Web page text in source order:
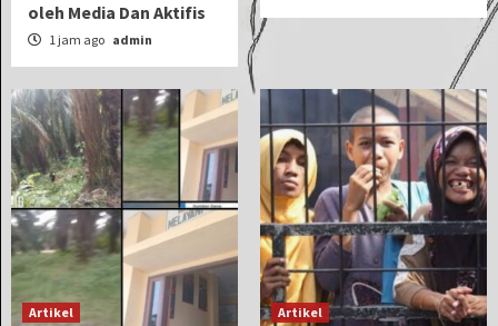
oleh Media Dan Aktifis
1 jam ago admin
Artikel Artikel